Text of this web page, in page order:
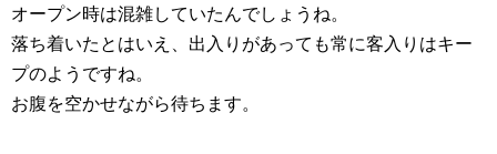
オープン時は混雑していたんでしょうね。
落ち着いたとはいえ、出入りがあっても常に客入りはキー
プのようですね。
お腹を空かせながら待ちます。